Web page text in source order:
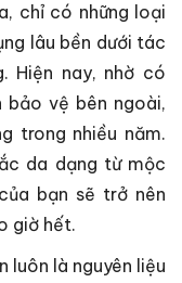
chỉ có những loại
lâu bền dưới tác
Hiện nay, nhờ có
vệ bên ngoài,
trong nhiều năm.
da dạng từ mộc
bạn sẽ trở nên
giờ hết.
luôn là nguyên liệu